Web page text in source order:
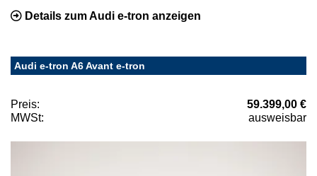
Details zum Audi e-tron anzeigen
Audi e-tron A6 Avant e-tron
Preis:
59.399,00 €
MWSt:
ausweisbar